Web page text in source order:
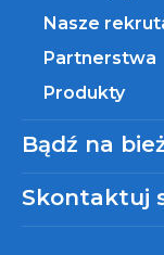
Nasze
Partnerstwa
Produkty
Bądź na
Skontaktuj